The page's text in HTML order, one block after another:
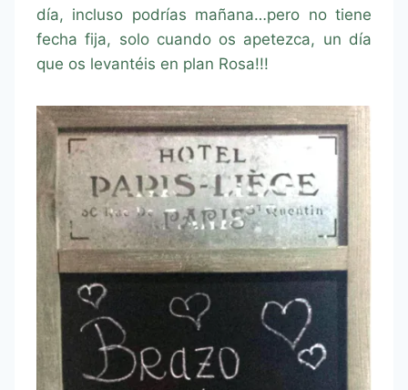
día, incluso podrías mañana…pero no tiene
fecha fija, solo cuando os apetezca, un día
que os levantéis en plan Rosa!!!